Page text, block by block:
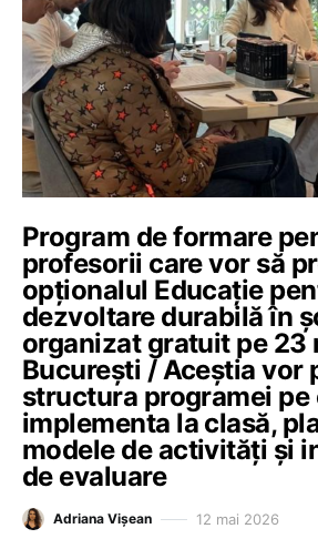
Program de formare
profesorii care vor să
opționalul Educație
dezvoltare durabilă în
organizat gratuit pe 23
București / Aceștia vor
structura programei pe
implementa la clasă,
modele de activități și
de evaluare
Adriana Vișean 12 mai 2026